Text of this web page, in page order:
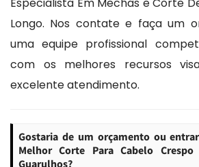
Longo. Nos contate e faça um
uma equipe profissional
com os melhores recursos
excelente atendimento.
Gostaria de um orçamento ou
Melhor Corte Para Cabelo
Guarulhos?